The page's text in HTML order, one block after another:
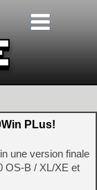
PLus!
une version finale
OS-B / XL/XE et